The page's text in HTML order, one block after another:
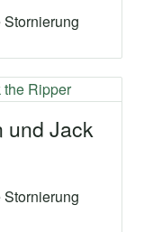
und Jack